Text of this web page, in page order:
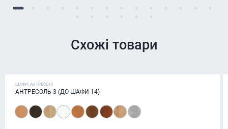
Схожі товари
ШАФИ, АНТРЕСОЛІ
АНТРЕСОЛЬ-3 (ДО ШАФИ-14)